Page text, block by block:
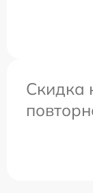
Скидка